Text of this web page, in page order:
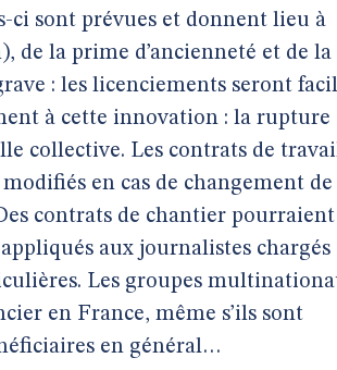
ci sont prévues et donnent lieu à
de la prime d’ancienneté et de
: les licenciements seront
à cette innovation : la rupture
collective. Les contrats de
en cas de changement de
contrats de chantier
aux journalistes chargés
Les groupes
en France, même s’ils sont
en général…